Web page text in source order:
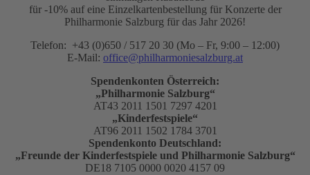
für -10% auf eine Einzelkartenbestellung für Konzerte der
Philharmonie Salzburg für das Jahr 2026!
Telefon: +43 (0)650 / 517 20 30 (Mo – Fr, 9:00 – 12:00)
E-Mail: office@philharmoniesalzburg.at
Spendenkonten Österreich:
„Philharmonie Salzburg“
AT43 2011 1501 7297 4201
„Kinderfestspiele“
AT96 2011 1502 1784 3701
Spendenkonto Deutschland:
„Freunde der Kinderfestspiele und Philharmonie Salzburg“
DE18 7105 0000 0020 4157 09